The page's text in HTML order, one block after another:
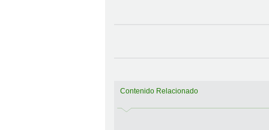
Contenido Relacionado